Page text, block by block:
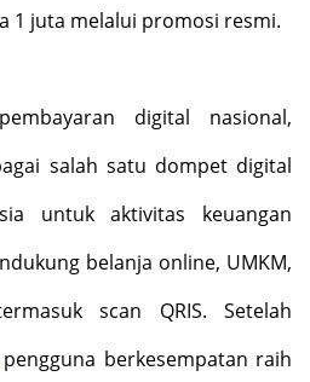
1 juta melalui promosi resmi.
digital nasional,
salah satu dompet digital
untuk aktivitas keuangan
belanja online, UMKM,
scan QRIS. Setelah
berkesempatan raih